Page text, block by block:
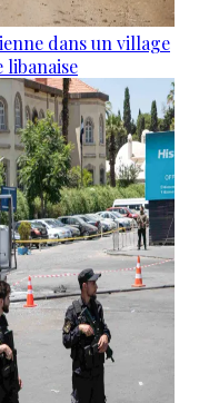
dans un village
libanaise